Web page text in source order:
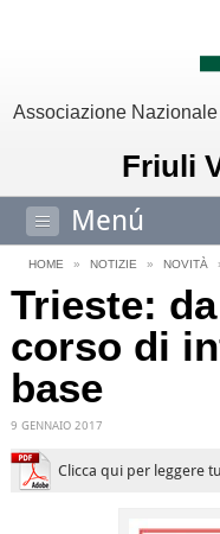
Associazione
Friuli
Menú
HOME » NOTIZIE » NOVITÀ
Trieste:
corso di
base
9 GENNAIO 2017
Clicca qui per leggere